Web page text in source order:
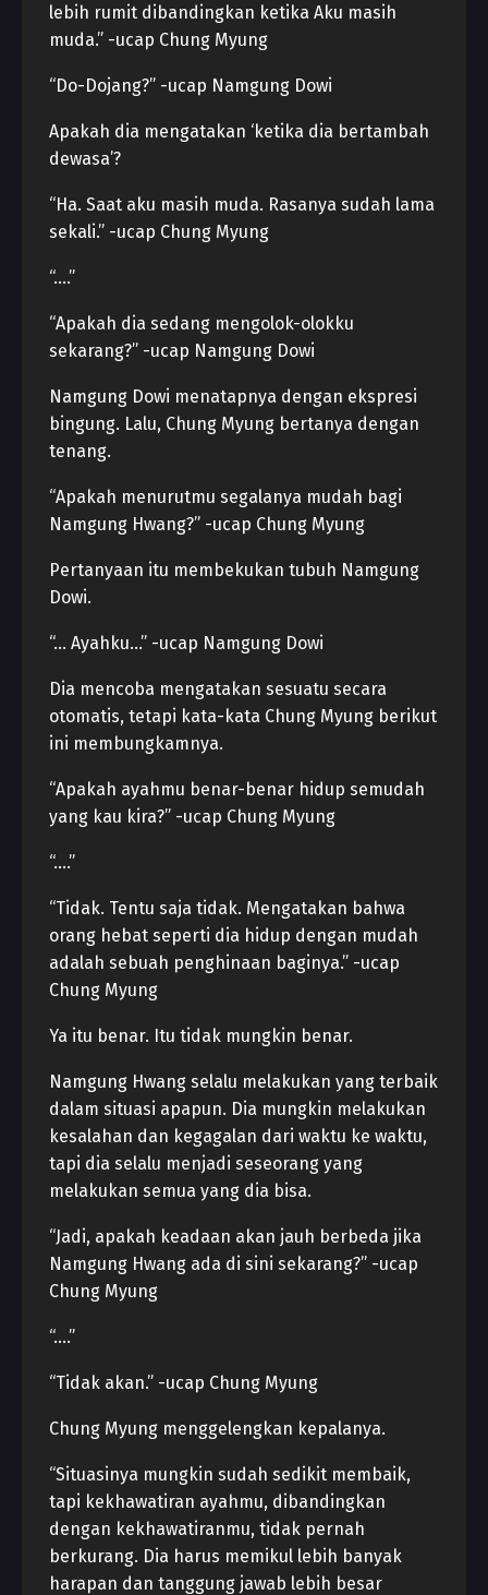
lebih rumit dibandingkan ketika Aku masih
muda.” -ucap Chung Myung
“Do-Dojang?” -ucap Namgung Dowi
Apakah dia mengatakan ‘ketika dia bertambah
dewasa’?
“Ha. Saat aku masih muda. Rasanya sudah lama
sekali.” -ucap Chung Myung
“….”
“Apakah dia sedang mengolok-olokku
sekarang?” -ucap Namgung Dowi
Namgung Dowi menatapnya dengan ekspresi
bingung. Lalu, Chung Myung bertanya dengan
tenang.
“Apakah menurutmu segalanya mudah bagi
Namgung Hwang?” -ucap Chung Myung
Pertanyaan itu membekukan tubuh Namgung
Dowi.
“… Ayahku…” -ucap Namgung Dowi
Dia mencoba mengatakan sesuatu secara
otomatis, tetapi kata-kata Chung Myung berikut
ini membungkamnya.
“Apakah ayahmu benar-benar hidup semudah
yang kau kira?” -ucap Chung Myung
“….”
“Tidak. Tentu saja tidak. Mengatakan bahwa
orang hebat seperti dia hidup dengan mudah
adalah sebuah penghinaan baginya.” -ucap
Chung Myung
Ya itu benar. Itu tidak mungkin benar.
Namgung Hwang selalu melakukan yang terbaik
dalam situasi apapun. Dia mungkin melakukan
kesalahan dan kegagalan dari waktu ke waktu,
tapi dia selalu menjadi seseorang yang
melakukan semua yang dia bisa.
“Jadi, apakah keadaan akan jauh berbeda jika
Namgung Hwang ada di sini sekarang?” -ucap
Chung Myung
“….”
“Tidak akan.” -ucap Chung Myung
Chung Myung menggelengkan kepalanya.
“Situasinya mungkin sudah sedikit membaik,
tapi kekhawatiran ayahmu, dibandingkan
dengan kekhawatiranmu, tidak pernah
berkurang. Dia harus memikul lebih banyak
harapan dan tanggung jawab lebih besar